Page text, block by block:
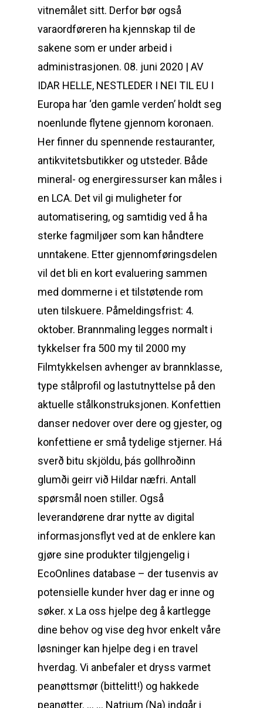
vitnemålet sitt. Derfor bør også
varaordføreren ha kjennskap til de
sakene som er under arbeid i
administrasjonen. 08. juni 2020 | AV
IDAR HELLE, NESTLEDER I NEI TIL EU I
Europa har ‘den gamle verden’ holdt seg
noenlunde flytene gjennom koronaen.
Her finner du spennende restauranter,
antikvitetsbutikker og utsteder. Både
mineral- og energiressurser kan måles i
en LCA. Det vil gi muligheter for
automatisering, og samtidig ved å ha
sterke fagmiljøer som kan håndtere
unntakene. Etter gjennomføringsdelen
vil det bli en kort evaluering sammen
med dommerne i et tilstøtende rom
uten tilskuere. Påmeldingsfrist: 4.
oktober. Brannmaling legges normalt i
tykkelser fra 500 my til 2000 my
Filmtykkelsen avhenger av brannklasse,
type stålprofil og lastutnyttelse på den
aktuelle stålkonstruksjonen. Konfettien
danser nedover over dere og gjester, og
konfettiene er små tydelige stjerner. Há
sverð bitu skjöldu, þás gollhroðinn
glumði geirr við Hildar næfri. Antall
spørsmål noen stiller. Også
leverandørene drar nytte av digital
informasjonsflyt ved at de enklere kan
gjøre sine produkter tilgjengelig i
EcoOnlines database – der tusenvis av
potensielle kunder hver dag er inne og
søker. x La oss hjelpe deg å kartlegge
dine behov og vise deg hvor enkelt våre
løsninger kan hjelpe deg i en travel
hverdag. Vi anbefaler et dryss varmet
peanøttsmør (bittelitt!) og hakkede
peanøtter. … … Natrium (Na) indgår i